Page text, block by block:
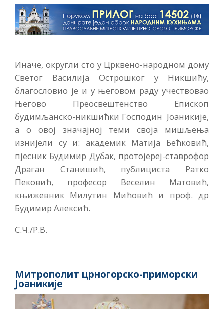
Иначе, округли сто у Црквено-народном дому
Светог Василија Острошког у Никшићу,
благословио је и у његовом раду учествовао
Његово Преосвештенство Епископ
будимљанско-никшићки Господин Јоаникије,
а о овој значајној теми своја мишљења
изнијели су и: академик Матија Бећковић,
пјесник Будимир Дубак, протојереј-ставрофор
Драган Станишић, публициста Ратко
Пековић, професор Веселин Матовић,
књижевник Милутин Мићовић и проф. др
Будимир Алексић.
С.Ч./Р.В.
Митрополит црногорско-приморски
Јоаникије